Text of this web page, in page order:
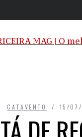
CATAVENTO 15/